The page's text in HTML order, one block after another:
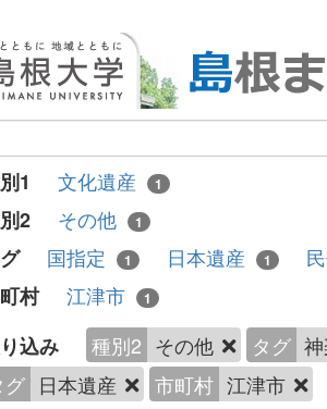
1 文化遺産 1
2 その他 1
国指定 1 日本遺産 1
村
江津市 1
込み 種別2 その他 タグ
グ 日本遺産 市町村 江津市